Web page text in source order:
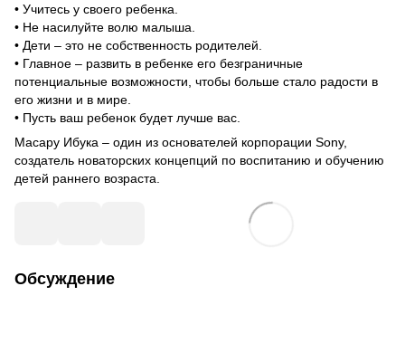
• Учитесь у своего ребенка.
• Не насилуйте волю малыша.
• Дети – это не собственность родителей.
• Главное – развить в ребенке его безграничные
потенциальные возможности, чтобы больше стало радости в
его жизни и в мире.
• Пусть ваш ребенок будет лучше вас.
Масару Ибука – один из основателей корпорации Sony,
создатель новаторских концепций по воспитанию и обучению
детей раннего возраста.
Обсуждение